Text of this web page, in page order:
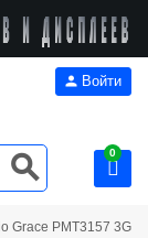
search
person Войти
0
Grace PMT3157 3G